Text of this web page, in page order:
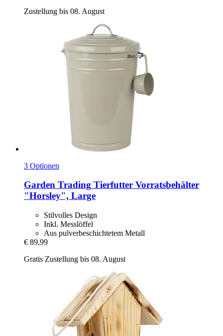
Zustellung bis 08. August
3 Optionen
Garden Trading Tierfutter Vorratsbehälter
"Horsley", Large
Stilvolles Design
Inkl. Messlöffel
Aus pulverbeschichtetem Metall
€ 89,99
Gratis Zustellung bis 08. August